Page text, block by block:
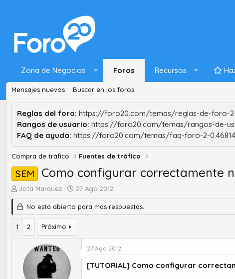
Zona de Negocios Foros Recursos
Mensajes nuevos Buscar en los foros
Reglas del foro: https://foro20.com/temas/reglas-de-foro-
Rangos de usuario: https://foro20.com/temas/rangos-de-
FAQ de ayuda: https://foro20.com/temas/faq-foro-2-
Compra de tráfico Fuentes de tráfico
SEM Como configurar correctamente
A
t
o
m
Jota Marquez
F
c
h
d
27 Ago 2012
No está abierto para más respuestas.
1 2 Próximo
27 Ago 2012
[TUTORIAL] Como configurar